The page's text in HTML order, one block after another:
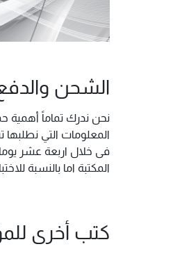
الشحن
نحن ندرك تماماً أهمية
المعلومات التي
فى خلال اربعة عشر
المكتبة اما بالنسبة
كتب أخرى